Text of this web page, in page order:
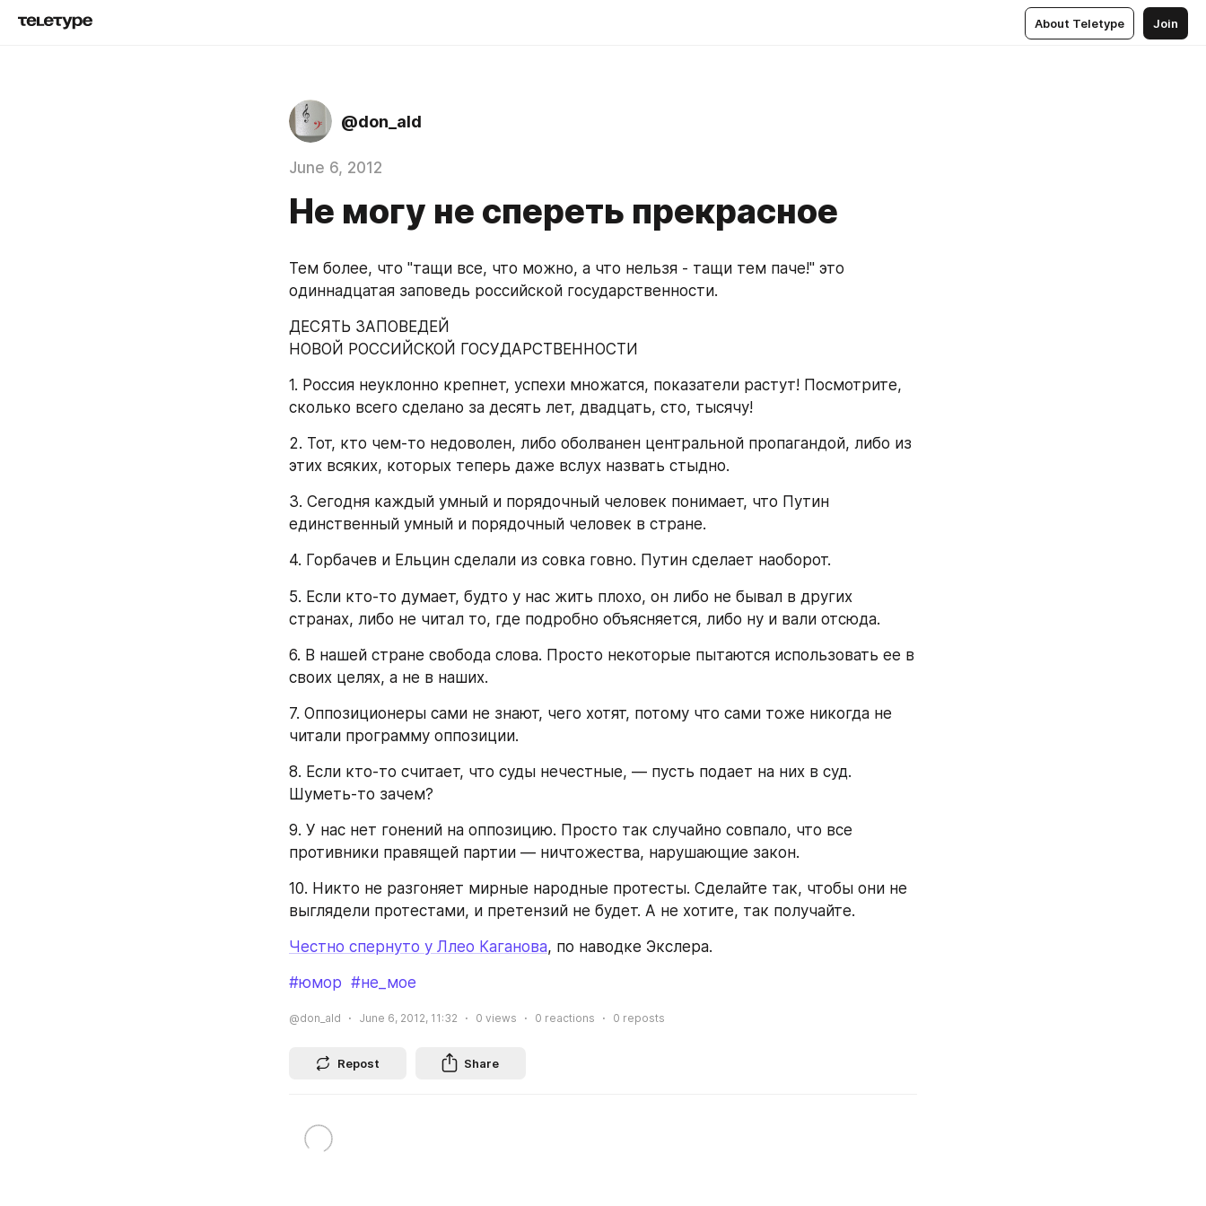
About Teletype Join
@don_ald
June 6, 2012
Не могу не спереть прекрасное
Тем более, что "тащи все, что можно, а что нельзя - тащи тем паче!" это
одиннадцатая заповедь российской государственности.
ДЕСЯТЬ ЗАПОВЕДЕЙ
НОВОЙ РОССИЙСКОЙ ГОСУДАРСТВЕННОСТИ
1. Россия неуклонно крепнет, успехи множатся, показатели растут! Посмотрите,
сколько всего сделано за десять лет, двадцать, сто, тысячу!
2. Тот, кто чем-то недоволен, либо оболванен центральной пропагандой, либо из
этих всяких, которых теперь даже вслух назвать стыдно.
3. Сегодня каждый умный и порядочный человек понимает, что Путин
единственный умный и порядочный человек в стране.
4. Горбачев и Ельцин сделали из совка говно. Путин сделает наоборот.
5. Если кто-то думает, будто у нас жить плохо, он либо не бывал в других
странах, либо не читал то, где подробно объясняется, либо ну и вали отсюда.
6. В нашей стране свобода слова. Просто некоторые пытаются использовать ее в
своих целях, а не в наших.
7. Оппозиционеры сами не знают, чего хотят, потому что сами тоже никогда не
читали программу оппозиции.
8. Если кто-то считает, что суды нечестные, — пусть подает на них в суд.
Шуметь-то зачем?
9. У нас нет гонений на оппозицию. Просто так случайно совпало, что все
противники правящей партии — ничтожества, нарушающие закон.
10. Никто не разгоняет мирные народные протесты. Сделайте так, чтобы они не
выглядели протестами, и претензий не будет. А не хотите, так получайте.
Честно спернуто у Ллео Каганова, по наводке Экслера.
#юмор #не_мое
@don_ald June 6, 2012, 11:32 0 views 0 reactions 0 reposts
Repost Share